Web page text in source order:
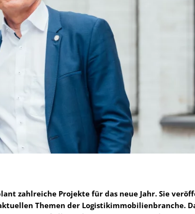
zahl­rei­che Pro­jekte für das neue Jahr. Sie
The­men der Logis­tik­im­mo­bi­li­en­bran­che.